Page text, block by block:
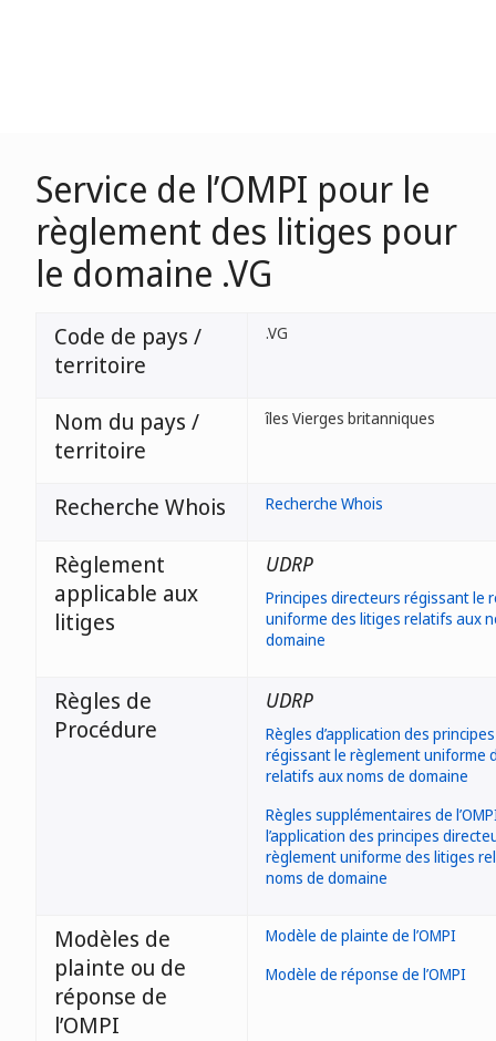
Service de l’OMPI pour le
règlement des litiges pour
le domaine .VG
Code de pays /
territoire
.VG
Nom du pays /
territoire
îles Vierges britanniques
Recherche Whois Recherche Whois
Règlement
applicable aux
litiges
UDRP
Principes directeurs régissant le
uniforme des litiges relatifs aux
domaine
Règles de
Procédure
UDRP
Règles d’application des
régissant le règlement uniforme
relatifs aux noms de domaine
Règles supplémentaires de
l’application des principes
règlement uniforme des litiges
noms de domaine
Modèles de
plainte ou de
réponse de
l’OMPI
Modèle de plainte de l’OMPI
Modèle de réponse de l’OMPI